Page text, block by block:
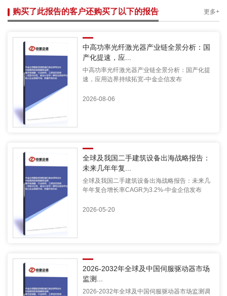
购买了此报告的客户还购买了以下的报告 更多+
中高功率光纤激光器产业链全景分析：国
产化提速，应...
中高功率光纤激光器产业链全景分析：国产化提
速，应用边界持续拓宽-中金企信发布
2026-08-06
全球及我国二手建筑设备出海战略报告：
未来几年年复...
全球及我国二手建筑设备出海战略报告：未来几
年年复合增长率CAGR为3.2%-中金企信发布
2026-05-20
2026-2032年全球及中国伺服驱动器市场
监测...
2026-2032年全球及中国伺服驱动器市场监测调